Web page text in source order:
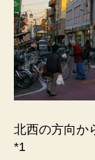
北西の方向か
*1